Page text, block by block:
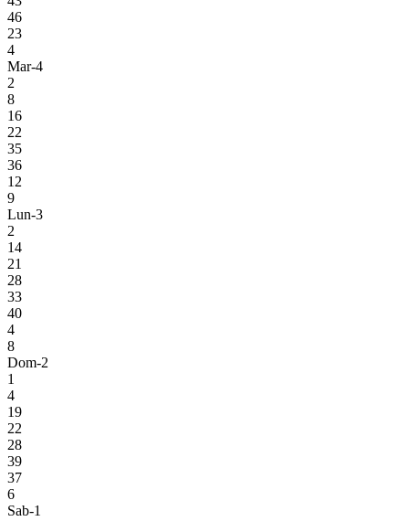
46
23
4
Mar-4
2
8
16
22
35
36
12
9
Lun-3
2
14
21
28
33
40
4
8
Dom-2
1
4
19
22
28
39
37
6
Sab-1